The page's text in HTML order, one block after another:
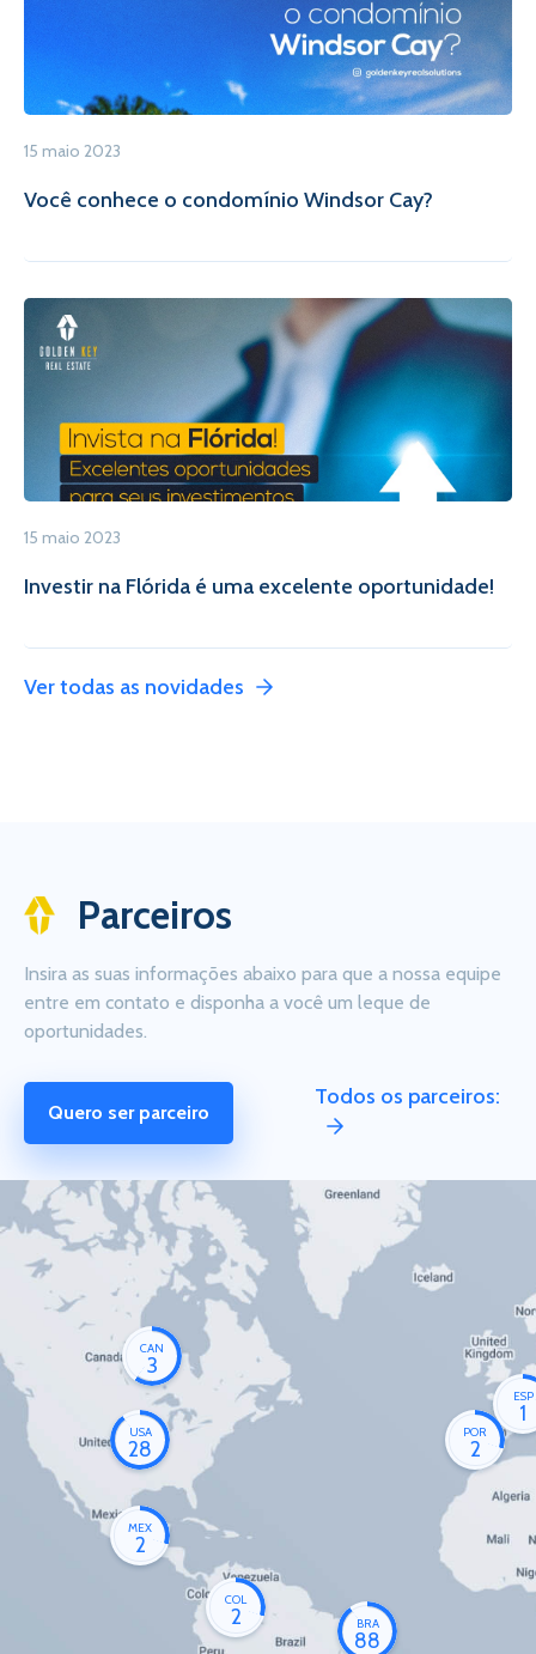
15 maio 2023
Você conhece o condomínio Windsor Cay?
15 maio 2023
Investir na Flórida é uma excelente oportunidade!
Ver todas as novidades
Parceiros
Insira as suas informações abaixo para que a nossa equipe
entre em contato e disponha a você um leque de
oportunidades.
Quero ser parceiro
Todos os parceiros:
CAN
3
USA
28
MEX
2
COL
2 BRA
88
POR
2
ESP
1